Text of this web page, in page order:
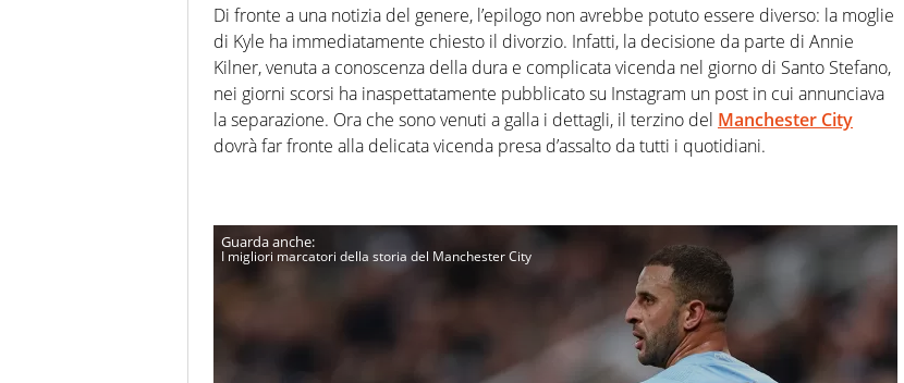
Di fronte a una notizia del genere, l’epilogo non avrebbe potuto essere diverso: la moglie
di Kyle ha immediatamente chiesto il divorzio. Infatti, la decisione da parte di Annie
Kilner, venuta a conoscenza della dura e complicata vicenda nel giorno di Santo Stefano,
nei giorni scorsi ha inaspettatamente pubblicato su Instagram un post in cui annunciava
la separazione. Ora che sono venuti a galla i dettagli, il terzino del Manchester City
dovrà far fronte alla delicata vicenda presa d’assalto da tutti i quotidiani.
I migliori marcatori della storia del Manchester City